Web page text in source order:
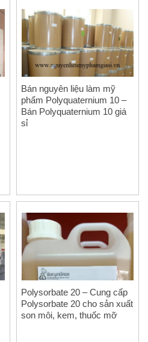
Bán nguyên liệu làm mỹ
phẩm Polyquaternium 10 –
Bán Polyquaternium 10 giá
sỉ
Polysorbate 20 – Cung cấp
Polysorbate 20 cho sản xuất
son môi, kem, thuốc mỡ